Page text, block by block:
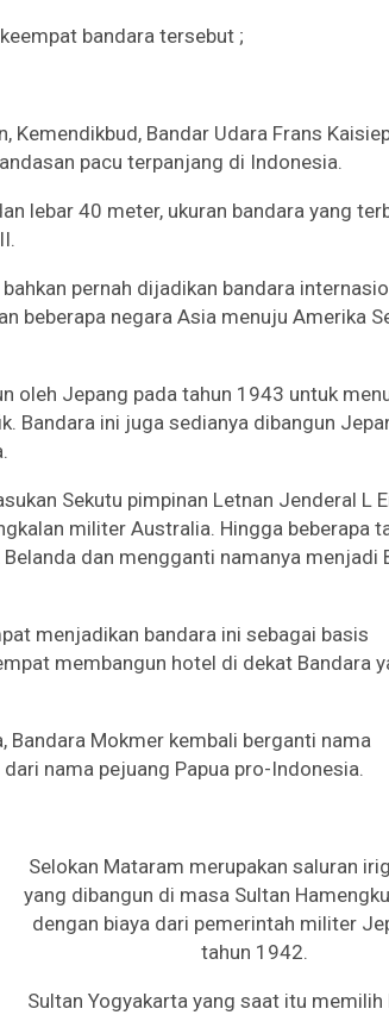
bandara tersebut ;
Kemendikbud, Bandar Udara Frans
pacu terpanjang di Indonesia.
lebar 40 meter, ukuran bandara yang
pernah dijadikan bandara
beberapa negara Asia menuju Amerika
oleh Jepang pada tahun 1943 untuk
Bandara ini juga sedianya dibangun
Sekutu pimpinan Letnan Jenderal L
militer Australia. Hingga beberapa
dan mengganti namanya menjadi
menjadikan bandara ini sebagai basis
membangun hotel di dekat Bandara
Bandara Mokmer kembali berganti nama
nama pejuang Papua pro-Indonesia.
Selokan Mataram merupakan saluran
yang dibangun di masa Sultan
dengan biaya dari pemerintah militer
tahun 1942.
Sultan Yogyakarta yang saat itu